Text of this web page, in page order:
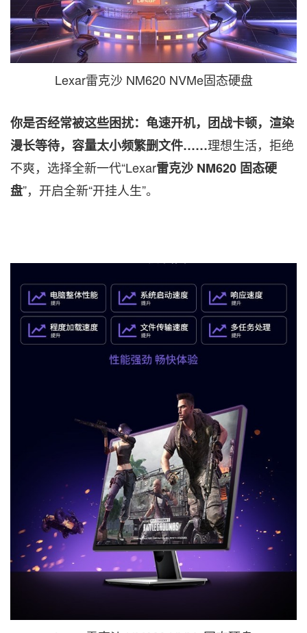
Lexar雷克沙 NM620 NVMe固态硬盘
你是否经常被这些困扰： 龟速开机， 团战卡顿， 渲染
漫长等待， 容量太小频繁删文件……理想生活，拒绝
不爽，选择全新一代“Lexar雷克沙 NM620 固态硬
盘”， 开启全新“开挂人生”。